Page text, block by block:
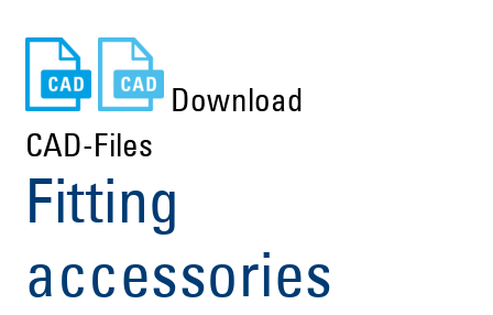
Download
CAD-Files
Fitting
accessories